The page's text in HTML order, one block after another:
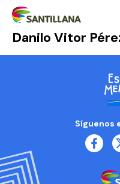
Danilo Vitor
Síguenos